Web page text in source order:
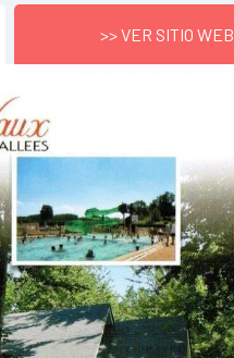
>> VER SITIO WEB